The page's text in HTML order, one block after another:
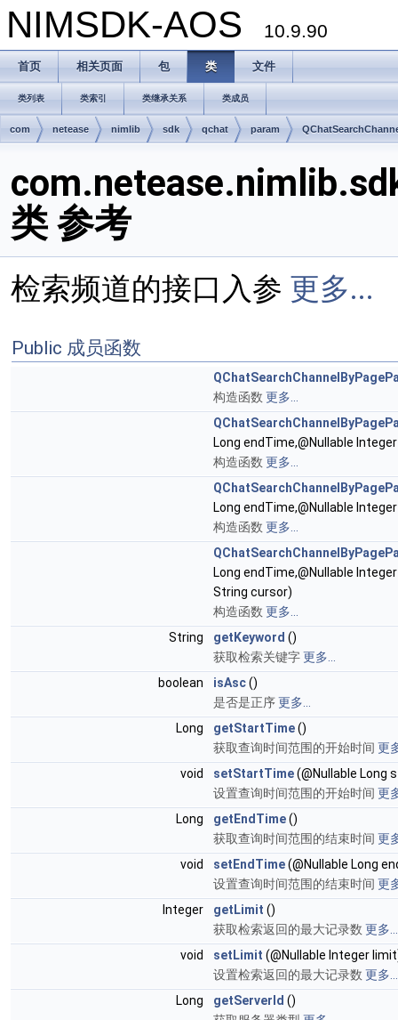
NIMSDK-AOS 10.9.90
首页 相关页面 包 类 文件
类列表 类索引 类继承关系 类成员
com netease nimlib sdk qchat param
类 参考
检索频道的接口入参 更多...
Public 成员函数
构造函数 更多...
Long endTime,@Nullable
构造函数 更多...
Long endTime,@Nullable
构造函数 更多...
Long endTime,@Nullable
String cursor)
构造函数 更多...
String
getKeyword ()
获取检索关键字更多...
boolean
isAsc()
是否是正序更多...
Long
getStartTime()
获取查询时间范围的开始时间 更
void
setStartTime(@Nullable Long
设置查询时间范围的开始时间 更
Long
getEndTime()
获取查询时间范围的结束时间 更
void
setEndTime(@Nullable Long
设置查询时间范围的结束时间 更
Integer
getLimit ()
获取检索返回的最大记录数 更多...
void
setLimit (@Nullable Integer
设置检索返回的最大记录数 更多...
Long
getServerId ()